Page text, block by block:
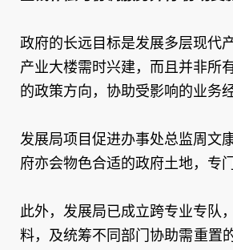
政府的长远目标是发展多层现代
产业大楼需时兴建，而且并非所
的政策方向，协助受影响的业务经
发展局项目促进办事处总监周文
府亦会物色合适的政府土地，专
此外，发展局已成立跨专业专队
料，及统筹不同部门协助需重置